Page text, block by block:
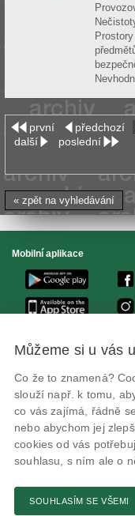
první předchozí
další
poslední
« zpět na vyhledávání
Mobilní aplikace
© Státní zemědělská a
ID datové schránky: avraiqg
IČO: 75014149, DIČ:
Zásady ochrany soukromí
Můžeme si u vás
Co že to znamená?
slouží např. k tomu,
co vás zajímá, řádně
nebo abychom jej
cookies od vás
souhlasu, s ním ale o
SOUHLASÍM SE VŠEMI